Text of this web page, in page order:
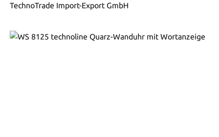
TechnoTrade Import-Export GmbH